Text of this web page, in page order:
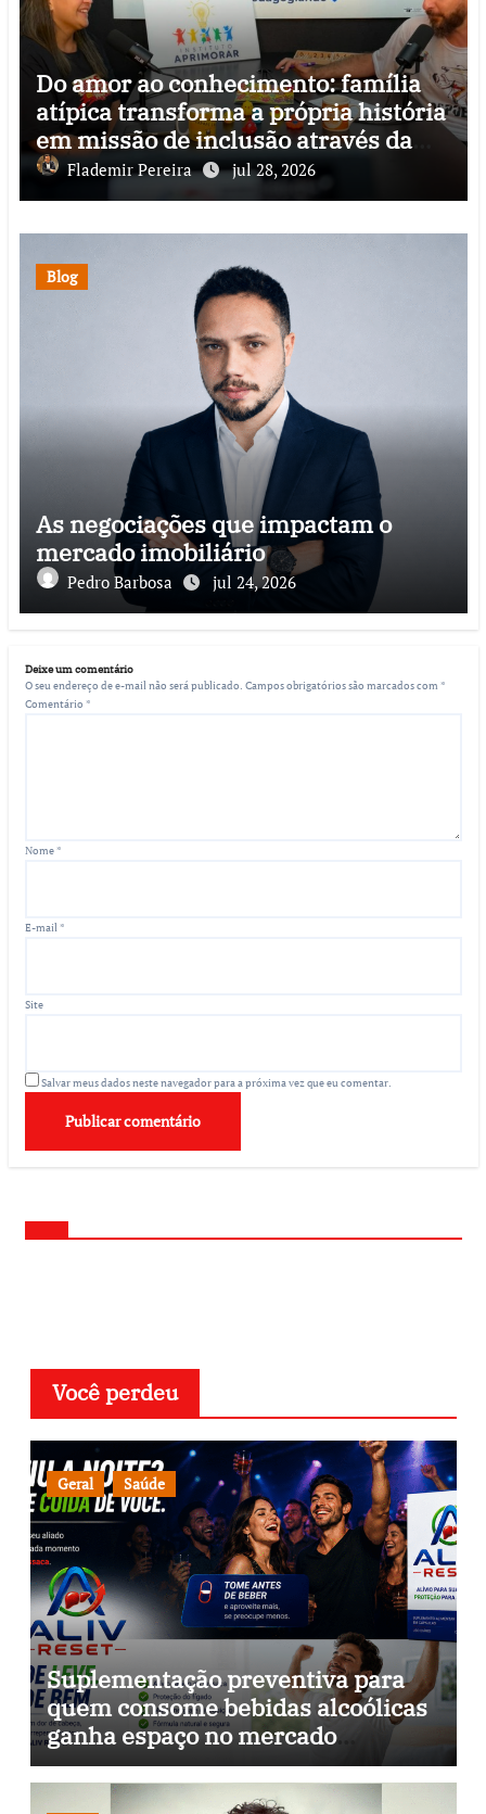
Do amor ao conhecimento: família
atípica transforma a própria história
em missão de inclusão através da
psicopedagogia, podcast e arte nas
ruas
Flademir Pereira jul 28, 2026
Blog
As negociações que impactam o
mercado imobiliário
Pedro Barbosa jul 24, 2026
Deixe um comentário
O seu endereço de e-mail não será publicado. Campos obrigatórios são marcados com *
Comentário *
Nome*
E-mail*
Site
Salvar meus dados neste navegador para a próxima vez que eu comentar.
Você perdeu
Geral Saúde
Suplementação preventiva para
quem consome bebidas alcoólicas
ganha espaço no mercado
brasileiro